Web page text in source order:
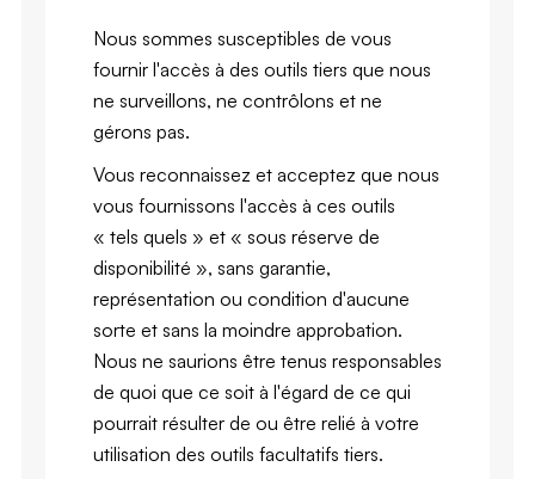
Nous sommes susceptibles de vous
fournir l'accès à des outils tiers que nous
ne surveillons, ne contrôlons et ne
gérons pas.
Vous reconnaissez et acceptez que nous
vous fournissons l'accès à ces outils
« tels quels » et « sous réserve de
disponibilité », sans garantie,
représentation ou condition d'aucune
sorte et sans la moindre approbation.
Nous ne saurions être tenus responsables
de quoi que ce soit à l'égard de ce qui
pourrait résulter de ou être relié à votre
utilisation des outils facultatifs tiers.